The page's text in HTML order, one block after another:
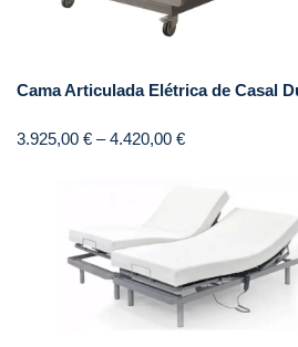
Cama Articulada Elétrica de Casal
3.925,00 € – 4.420,00 €